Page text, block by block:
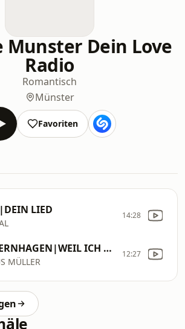
Dein Love
Radio
Romantisch
Münster
Favoriten
LIED 14:28
WESTERNHAGEN|WEIL ICH DICH LIEBE
MÜLLER
12:27